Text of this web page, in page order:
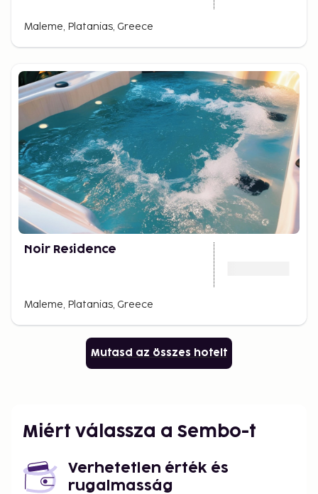
Maleme, Platanias, Greece
Noir Residence
Maleme, Platanias, Greece
Mutasd az összes hotelt
Miért válassza a Sembo-t
Verhetetlen érték és
rugalmasság